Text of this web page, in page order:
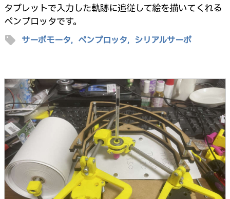
タブレットで入力した軌跡に追従して絵を描いてくれる
ペンプロッタです。
sell サーボモータ, ペンプロッタ, シリアルサーボ